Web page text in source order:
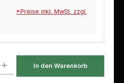
*Preise inkl. MwSt. zzgl.
In den Warenkorb